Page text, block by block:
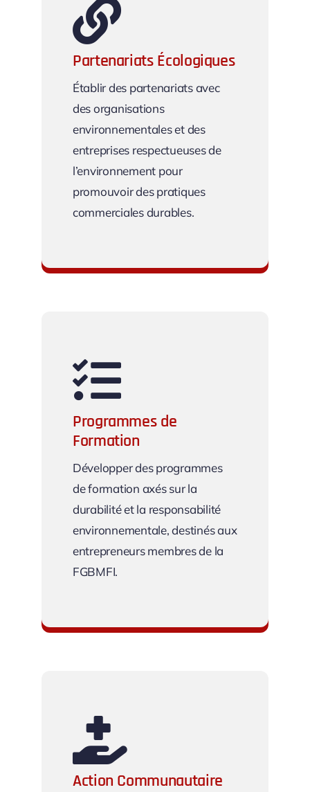
Partenariats Écologiques
Établir des partenariats avec
des organisations
environnementales et des
entreprises respectueuses de
l’environnement pour
promouvoir des pratiques
commerciales durables.
Programmes de
Formation
Développer des programmes
de formation axés sur la
durabilité et la responsabilité
environnementale, destinés aux
entrepreneurs membres de la
FGBMFI.
Action Communautaire